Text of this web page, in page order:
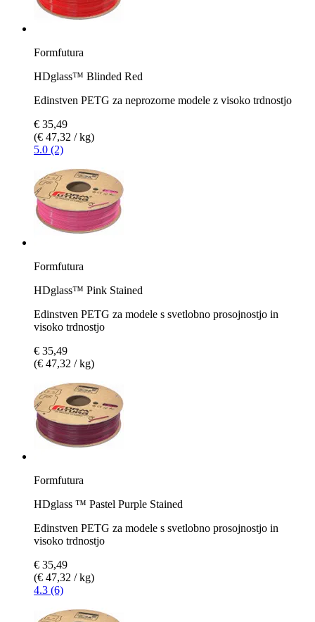
Formfutura
HDglass™ Blinded Red
Edinstven PETG za neprozorne modele z visoko trdnostjo
€ 35,49
(€ 47,32 / kg)
5.0 (2)
Formfutura
HDglass™ Pink Stained
Edinstven PETG za modele s svetlobno prosojnostjo in
visoko trdnostjo
€ 35,49
(€ 47,32 / kg)
Formfutura
HDglass ™ Pastel Purple Stained
Edinstven PETG za modele s svetlobno prosojnostjo in
visoko trdnostjo
€ 35,49
(€ 47,32 / kg)
4.3 (6)